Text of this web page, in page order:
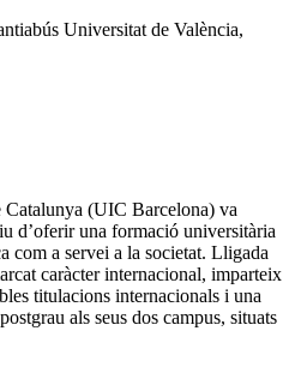
Universitat de València,
(UIC Barcelona) va
d’oferir una formació universitària
com a servei a la societat. Lligada
caràcter internacional, imparteix
titulacions internacionals i una
als seus dos campus, situats